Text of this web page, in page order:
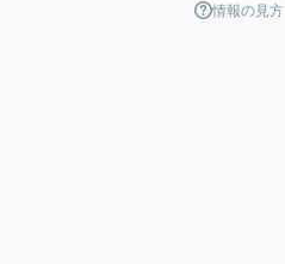
情報の見方